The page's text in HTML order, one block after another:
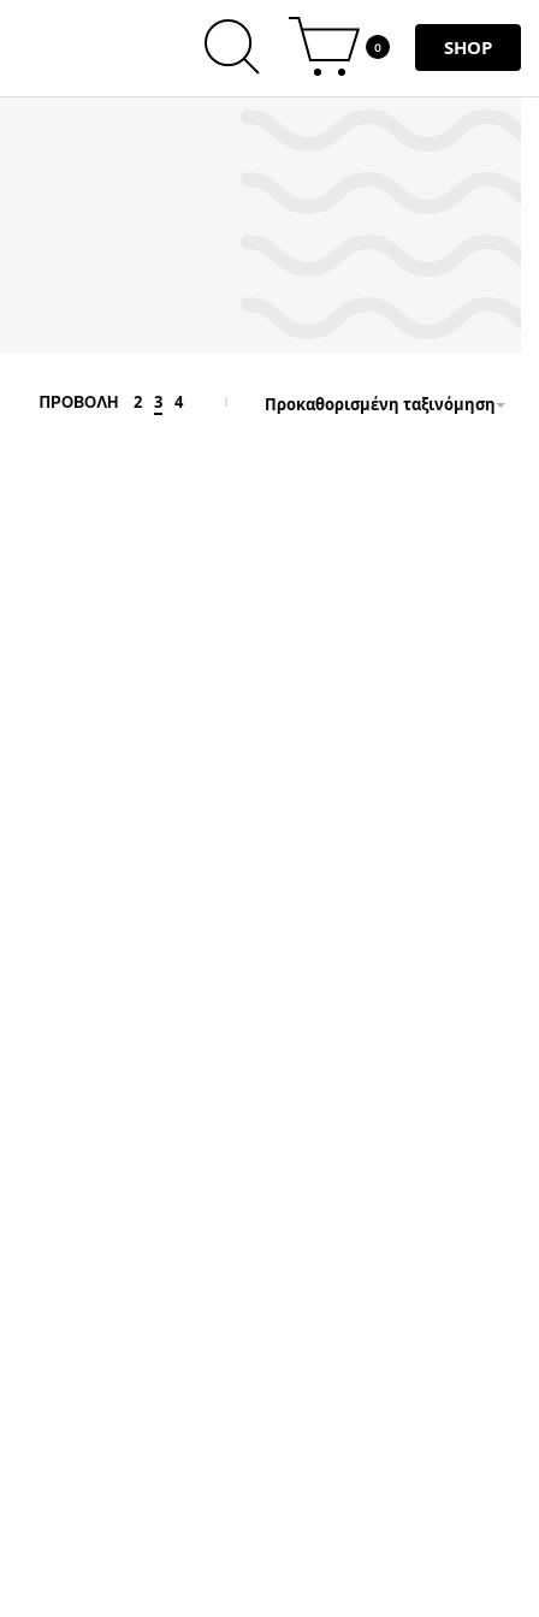
0 SHOP
ΠΡΟΒΟΛΗ 2 3 4 Προκαθορισμένη ταξινόμηση